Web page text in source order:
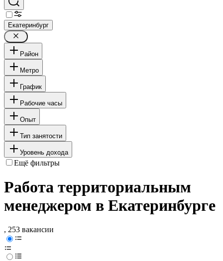
Екатеринбург
Район
Метро
График
Рабочие часы
Опыт
Тип занятости
Уровень дохода
Ещё фильтры
Работа территориальным
менеджером в Екатеринбурге
, 253 вакансии